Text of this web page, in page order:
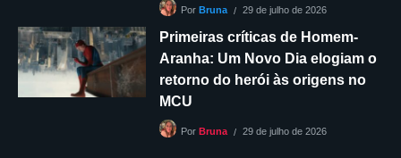
Por Bruna 29 de julho de 2026
Primeiras críticas de Homem-
Aranha: Um Novo Dia elogiam o
retorno do herói às origens no
MCU
Por Bruna 29 de julho de 2026